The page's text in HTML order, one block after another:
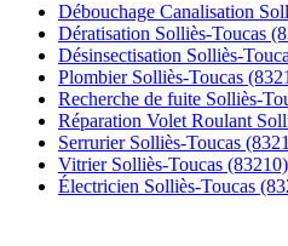
Débouchage Canalisation
Dératisation Solliès-Toucas
Désinsectisation Solliès-
Plombier Solliès-Toucas
Recherche de fuite Solliès-
Réparation Volet Roulant
Serrurier Solliès-Toucas
Vitrier Solliès-Toucas (83210)
Électricien Solliès-Toucas